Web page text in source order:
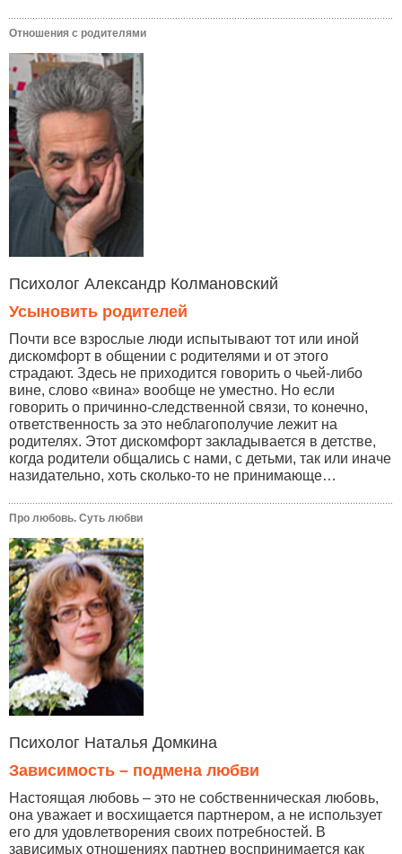
Отношения с родителями
Психолог Александр Колмановский
Усыновить родителей
Почти все взрослые люди испытывают тот или иной
дискомфорт в общении с родителями и от этого
страдают. Здесь не приходится говорить о чьей-либо
вине, слово «вина» вообще не уместно. Но если
говорить о причинно-следственной связи, то конечно,
ответственность за это неблагополучие лежит на
родителях. Этот дискомфорт закладывается в детстве,
когда родители общались с нами, с детьми, так или иначе
назидательно, хоть сколько-то не принимающе…
Про любовь. Суть любви
Психолог Наталья Домкина
Зависимость – подмена любви
Настоящая любовь – это не собственническая любовь,
она уважает и восхищается партнером, а не использует
его для удовлетворения своих потребностей. В
зависимых отношениях партнер воспринимается как